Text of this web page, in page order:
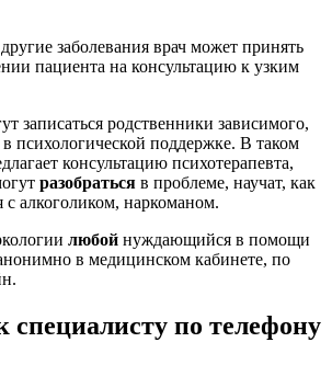
заболевания врач может принять
пациента на консультацию к узким
записаться родственники зависимого,
психологической поддержке. В таком
консультацию психотерапевта,
разобраться в проблеме, научат, как
с алкоголиком, наркоманом.
любой нуждающийся в помощи
в медицинском кабинете, по
по телефону